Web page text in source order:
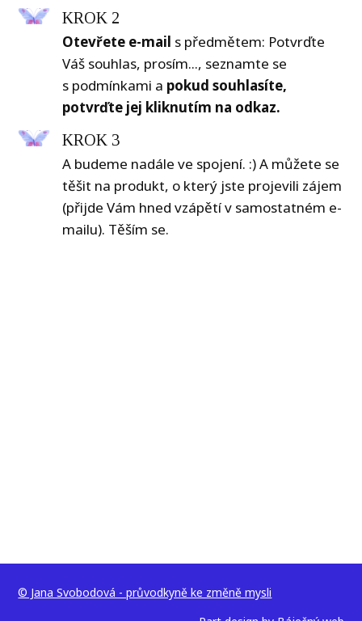
KROK 2
Otevřete e-mail s předmětem: Potvrďte
Váš souhlas, prosím..., seznamte se
s podmínkami a pokud souhlasíte,
potvrďte jej kliknutím na odkaz.
KROK 3
A budeme nadále ve spojení. :) A můžete se
těšit na produkt, o který jste projevili zájem
(přijde Vám hned vzápětí v samostatném e-
mailu). Těším se.
© Jana Svobodová - průvodkyně ke změně mysli